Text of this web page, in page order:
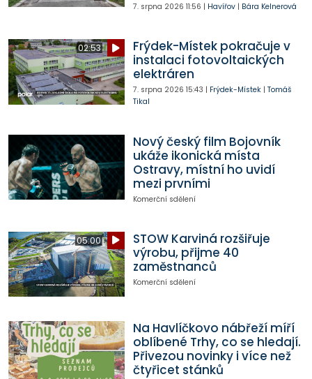
7. srpna 2026 11:56 | Havířov| Bára Kelnerová
02:53
Frýdek-Místek pokračuje v
instalaci fotovoltaických
elektráren
7. srpna 2026 15:43 | Frýdek-Místek| Tomáš
Tikal
Nový český film Bojovník
ukáže ikonická místa
Ostravy, místní ho uvidí
mezi prvními
Komerční sdělení
05:00
STOW Karviná rozšiřuje
výrobu, přijme 40
zaměstnanců
Komerční sdělení
Na Havlíčkovo nábřeží míří
oblíbené Trhy, co se hledají.
Přivezou novinky i více než
čtyřicet stánků